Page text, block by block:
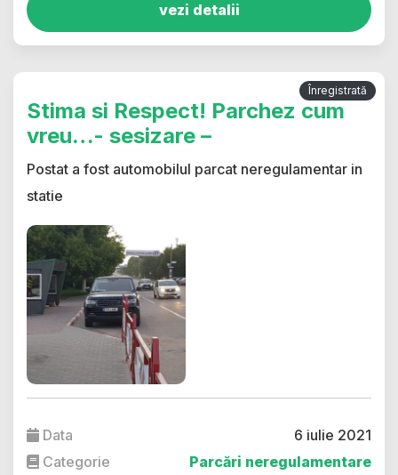
vezi detalii
Înregistrată
Stima si Respect! Parchez cum
vreu…- sesizare –
Postat a fost automobilul parcat neregulamentar in
statie
Data
6 iulie 2021
Categorie
Parcări neregulamentare